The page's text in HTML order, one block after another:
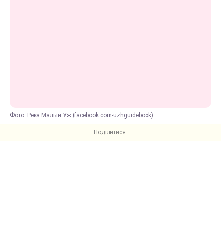
Фото: Река Малый Уж (facebook.com-uzhguidebook)
Поділитися: